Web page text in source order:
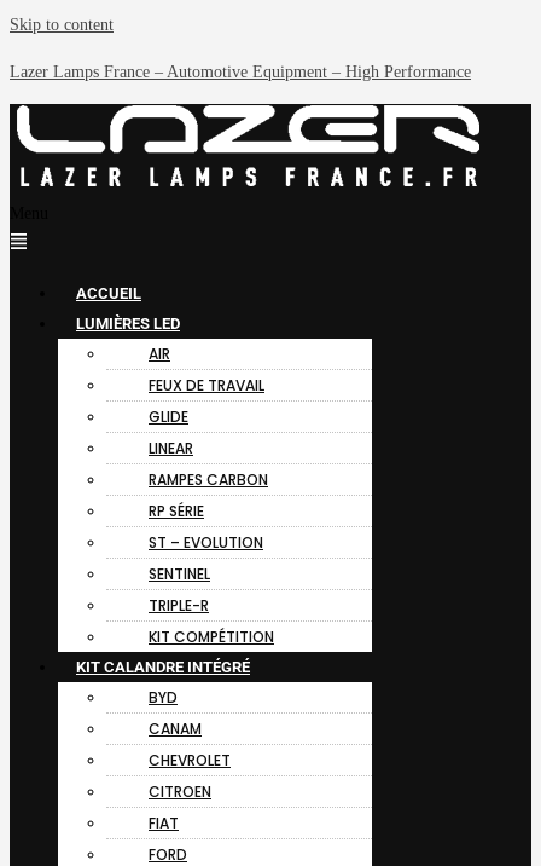
Skip to content
Lazer Lamps France – Automotive Equipment – High Performance
ACCUEIL
LUMIÈRES LED
AIR
FEUX DE TRAVAIL
GLIDE
LINEAR
RAMPES CARBON
RP SÉRIE
ST – EVOLUTION
SENTINEL
TRIPLE-R
KIT COMPÉTITION
KIT CALANDRE INTÉGRÉ
BYD
CANAM
CHEVROLET
CITROEN
FIAT
FORD